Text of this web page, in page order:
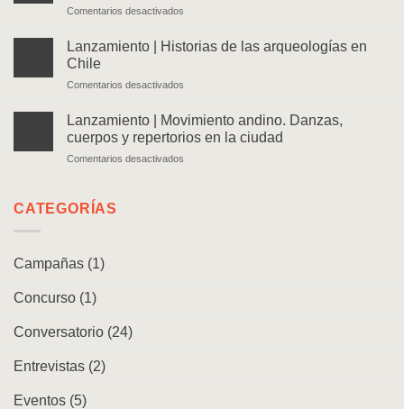
Comentarios desactivados
|
de
un
Lanzamiento | Historias de las arqueologías en
Chile
Comentarios desactivados
Historias
de
Lanzamiento | Movimiento andino. Danzas,
cuerpos y repertorios en la ciudad
Comentarios desactivados
CATEGORÍAS
Campañas (1)
Concurso (1)
Conversatorio (24)
Entrevistas (2)
Eventos (5)